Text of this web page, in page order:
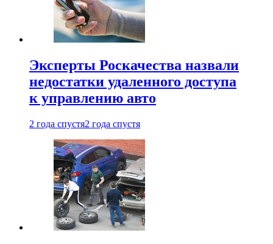
Эксперты Роскачества назвали
недостатки удаленного доступа
к управлению авто
2 года спустя2 года спустя